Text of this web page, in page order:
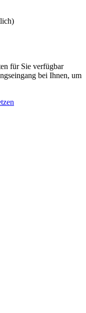
für Sie verfügbar
bei Ihnen, um